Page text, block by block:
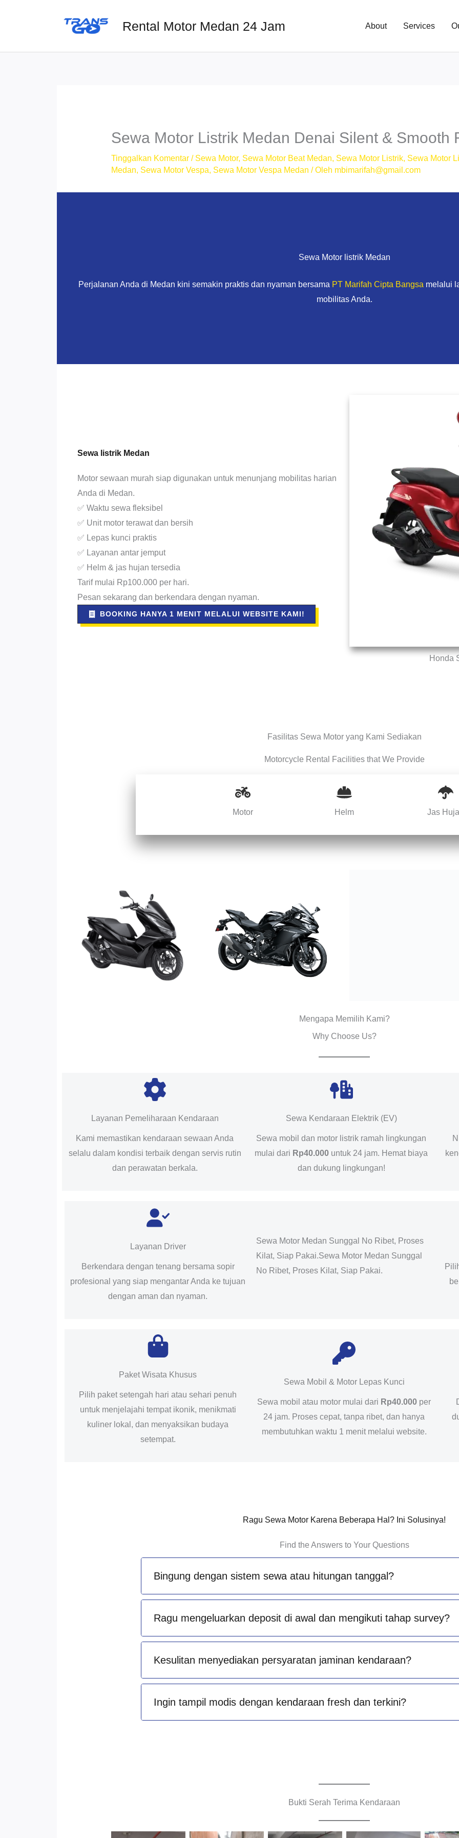
Rental Motor Medan 24 Jam About Services
Sewa Motor Listrik Medan Denai Silent & Smooth
Tinggalkan Komentar / Sewa Motor, Sewa Motor Beat Medan, Sewa Motor Listrik, Sewa Motor
Medan, Sewa Motor Vespa, Sewa Motor Vespa Medan / Oleh mbimarifah@gmail.com
Sewa Motor listrik Medan
Perjalanan Anda di Medan kini semakin praktis dan nyaman bersama PT Marifah Cipta Bangsa melalui
mobilitas Anda.
Sewa listrik Medan
Motor sewaan murah siap digunakan untuk menunjang mobilitas harian
Anda di Medan.
✅ Waktu sewa fleksibel
✅ Unit motor terawat dan bersih
✅ Lepas kunci praktis
✅ Layanan antar jemput
✅ Helm & jas hujan tersedia
Tarif mulai Rp100.000 per hari.
Pesan sekarang dan berkendara dengan nyaman.
BOOKING HANYA 1 MENIT MELALUI WEBSITE KAMI!
Honda
Fasilitas Sewa Motor yang Kami Sediakan
Motorcycle Rental Facilities that We Provide
Motor Helm Jas
Mengapa Memilih Kami?
Why Choose Us?
Layanan Pemeliharaan Kendaraan
Kami memastikan kendaraan sewaan Anda
selalu dalam kondisi terbaik dengan servis rutin
dan perawatan berkala.
Sewa Kendaraan Elektrik (EV)
Sewa mobil dan motor listrik ramah lingkungan
mulai dari Rp40.000 untuk 24 jam. Hemat biaya
dan dukung lingkungan!
Layanan Driver
Berkendara dengan tenang bersama sopir
profesional yang siap mengantar Anda ke tujuan
dengan aman dan nyaman.
Sewa Motor Medan Sunggal No Ribet, Proses
Kilat, Siap Pakai.Sewa Motor Medan Sunggal
No Ribet, Proses Kilat, Siap Pakai.
Paket Wisata Khusus
Pilih paket setengah hari atau sehari penuh
untuk menjelajahi tempat ikonik, menikmati
kuliner lokal, dan menyaksikan budaya
setempat.
Sewa Mobil & Motor Lepas Kunci
Sewa mobil atau motor mulai dari Rp40.000 per
24 jam. Proses cepat, tanpa ribet, dan hanya
membutuhkan waktu 1 menit melalui website.
Ragu Sewa Motor Karena Beberapa Hal? Ini Solusinya!
Find the Answers to Your Questions
Bingung dengan sistem sewa atau hitungan tanggal?
Ragu mengeluarkan deposit di awal dan mengikuti tahap survey?
Kesulitan menyediakan persyaratan jaminan kendaraan?
Ingin tampil modis dengan kendaraan fresh dan terkini?
Bukti Serah Terima Kendaraan